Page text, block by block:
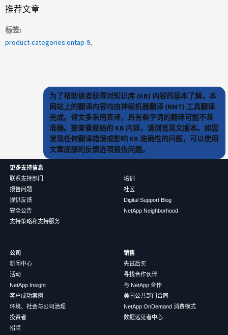
推荐文章
标签
product-categories:ontap-9
为了帮助读者获得对知识库 (KB) 内容的基本了解，本
网站上的翻译内容均由神经机器翻译 (NMT) 工具翻译
完成。译文多采用直译，且有些字词的翻译可能不甚
准确。要查看原始的 KB 内容，请浏览英文版本。如您
发现任何翻译错误或影响 KB 准确性的问题，可以使用
文章底部的反馈选项报告问题。
更多支持信息
联系支持部门
报告问题
提供反馈
安全公告
支持策略和支持服务
培训
社区
Digital Support Blog
NetApp Neighborhood
公司
新闻中心
活动
NetApp Insight
客户成功案例
环境、社会与公司治理
投资者
招聘
销售
先试后买
寻找合作伙伴
与 NetApp 合作
美国公共部门合同
NetApp OnDemand 消费模式
数据远见者中心